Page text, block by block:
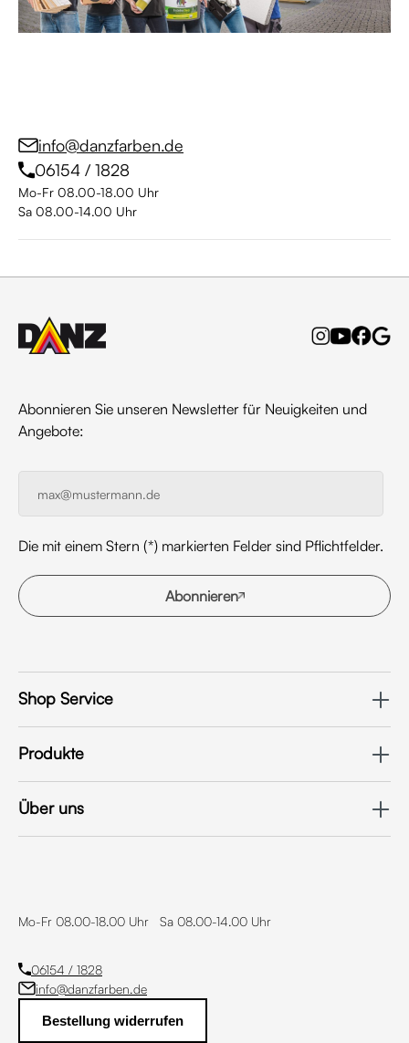
info@danzfarben.de
06154 / 1828
Mo-Fr 08.00-18.00 Uhr
Sa 08.00-14.00 Uhr
Mo-Fr 08.00-18.00 Uhr Sa 08.00-14.00 Uhr
06154 / 1828
info@danzfarben.de
Bestellung widerrufen
Shop Service
Produkte
Über uns
Abonnieren Sie unseren Newsletter für Neuigkeiten und
Angebote:
Die mit einem Stern (*) markierten Felder sind Pflichtfelder.
Abonnieren